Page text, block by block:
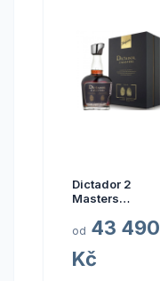
Dictador 2
Masters
1977 45yo (3rd
od 43 490
Kč